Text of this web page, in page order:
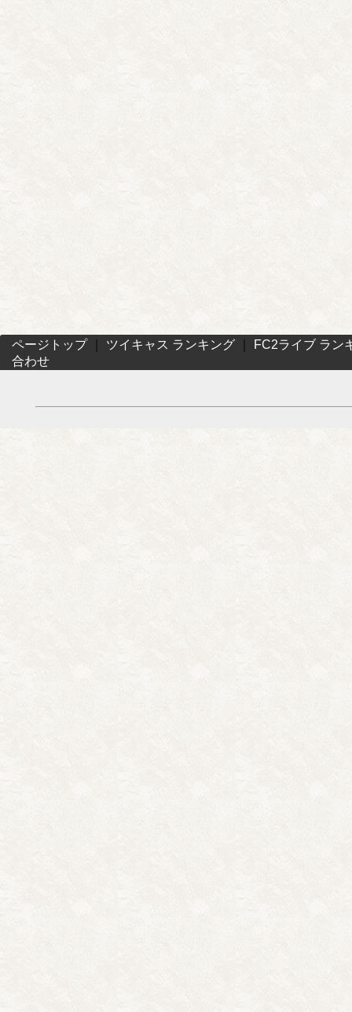
ページトップ｜ ツイキャス ランキング
FC2ライブ ラン
合わせ